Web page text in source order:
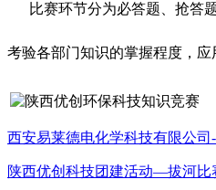
比赛环节分为必答题、抢答题
考验各部门知识的掌握程度，
西安易莱德电化学科技有限公
陕西优创科技团建活动—拔河比